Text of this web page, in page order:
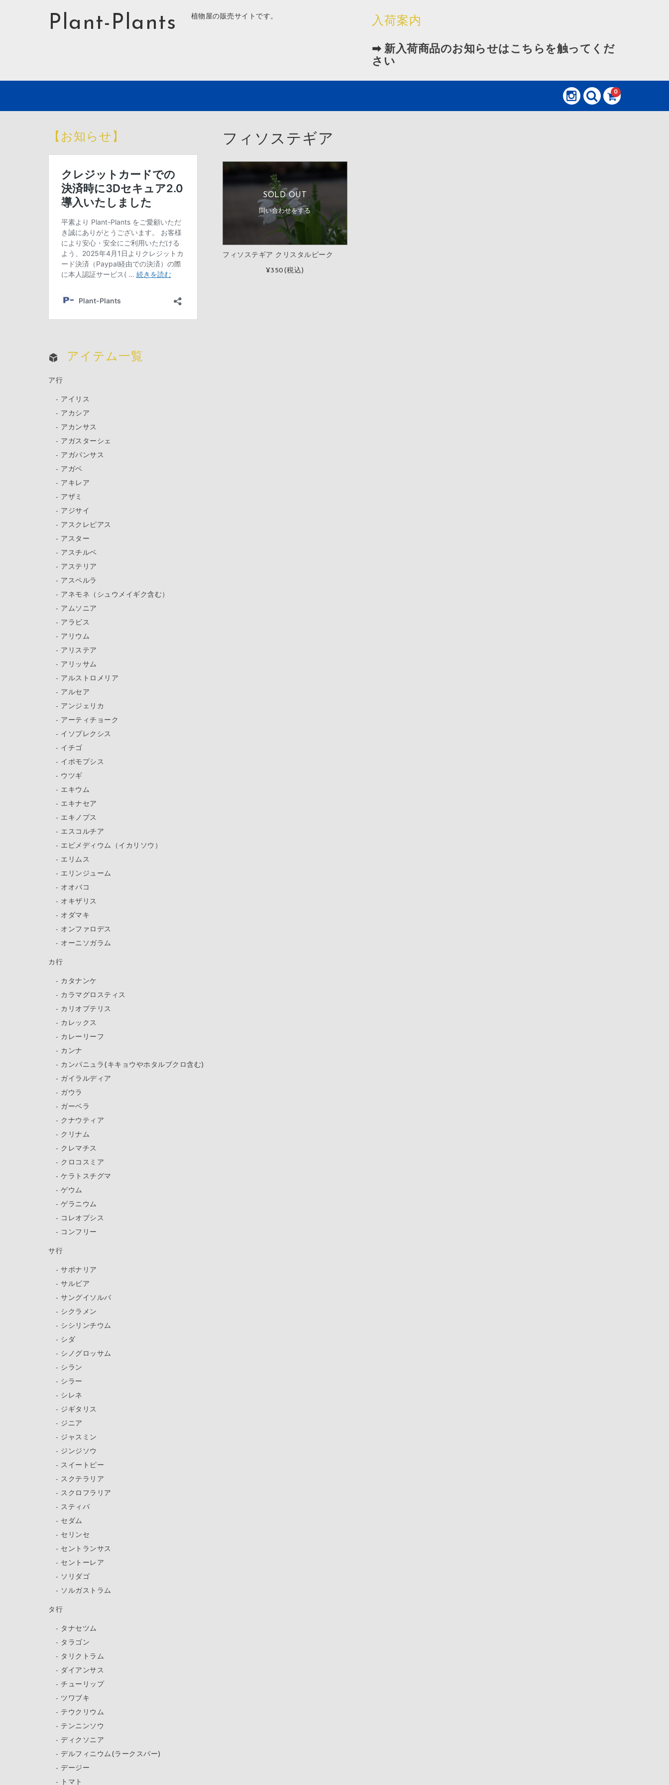
Plant-Plants 植物屋の販売サイトです。 入荷案内
➡ 新入荷商品のお知らせはこちらを触ってくだ
さい
0
フィソステギア
SOLD OUT
問い合わせをする
フィソステギア クリスタルピーク
¥350 (税込)
【お知らせ】
アイテム一覧
ア行
アイリス
アカシア
アカンサス
アガスターシェ
アガパンサス
アガベ
アキレア
アザミ
アジサイ
アスクレピアス
アスター
アスチルベ
アステリア
アスペルラ
アネモネ（シュウメイギク含む）
アムソニア
アラビス
アリウム
アリステア
アリッサム
アルストロメリア
アルセア
アンジェリカ
アーティチョーク
イソプレクシス
イチゴ
イポモプシス
ウツギ
エキウム
エキナセア
エキノプス
エスコルチア
エピメディウム（イカリソウ）
エリムス
エリンジューム
オオバコ
オキザリス
オダマキ
オンファロデス
オーニソガラム
カ行
カタナンケ
カラマグロスティス
カリオプテリス
カレックス
カレーリーフ
カンナ
カンパニュラ(キキョウやホタルブクロ含む)
ガイラルディア
ガウラ
ガーベラ
クナウティア
クリナム
クレマチス
クロコスミア
ケラトスチグマ
ゲウム
ゲラニウム
コレオプシス
コンフリー
サ行
サポナリア
サルビア
サングイソルバ
シクラメン
シシリンチウム
シダ
シノグロッサム
シラン
シラー
シレネ
ジギタリス
ジニア
ジャスミン
ジンジソウ
スイートピー
スクテラリア
スクロフラリア
スティパ
セダム
セリンセ
セントランサス
セントーレア
ソリダゴ
ソルガストラム
タ行
タナセツム
タラゴン
タリクトラム
ダイアンサス
チューリップ
ツワブキ
テウクリウム
テンニンソウ
ディクソニア
デルフィニウム(ラークスパー)
デージー
トマト